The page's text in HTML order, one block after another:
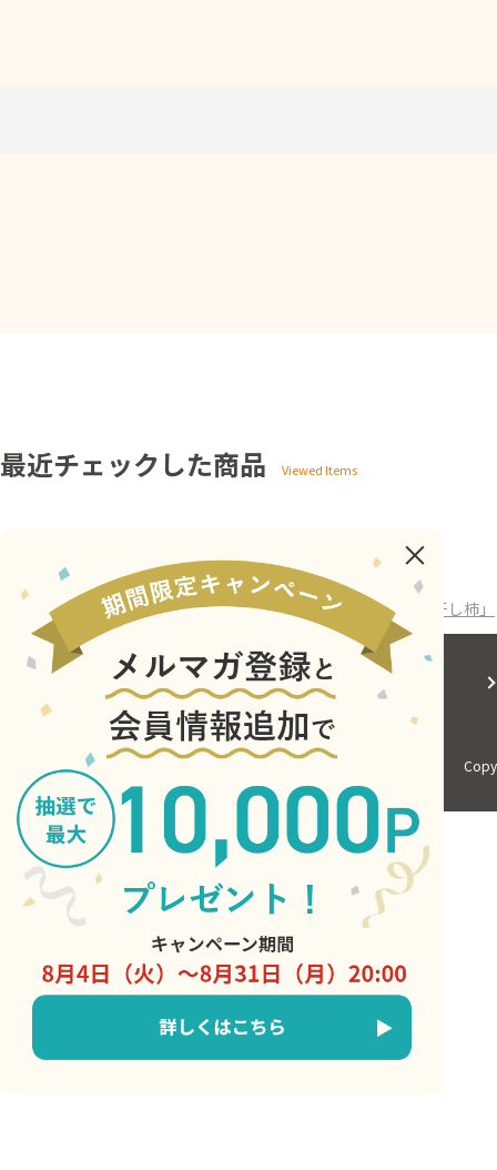
最近チェックした商品
ホーム >conomichi >郡上の冬の贈り物 「梅しごと」と「干し柿」
会社概要 サイトご利用にあたって